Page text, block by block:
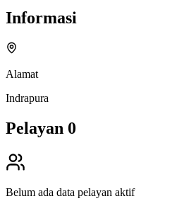
Informasi
Alamat
Indrapura
Pelayan 0
Belum ada data pelayan aktif